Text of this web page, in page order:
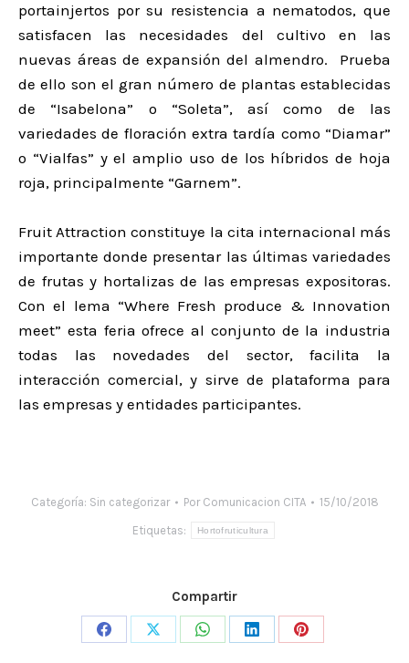
portainjertos por su resistencia a nematodos, que
satisfacen las necesidades del cultivo en las
nuevas áreas de expansión del almendro. Prueba
de ello son el gran número de plantas establecidas
de “Isabelona” o “Soleta”, así como de las
variedades de floración extra tardía como “Diamar”
o “Vialfas” y el amplio uso de los híbridos de hoja
roja, principalmente “Garnem”.
Fruit Attraction constituye la cita internacional más
importante donde presentar las últimas variedades
de frutas y hortalizas de las empresas expositoras.
Con el lema “Where Fresh produce & Innovation
meet” esta feria ofrece al conjunto de la industria
todas las novedades del sector, facilita la
interacción comercial, y sirve de plataforma para
las empresas y entidades participantes.
Categoría: Sin categorizar Por Comunicacion CITA 15/10/2018
Etiquetas: Hortofruticultura
Compartir
Share
Share
Share
Share
Share